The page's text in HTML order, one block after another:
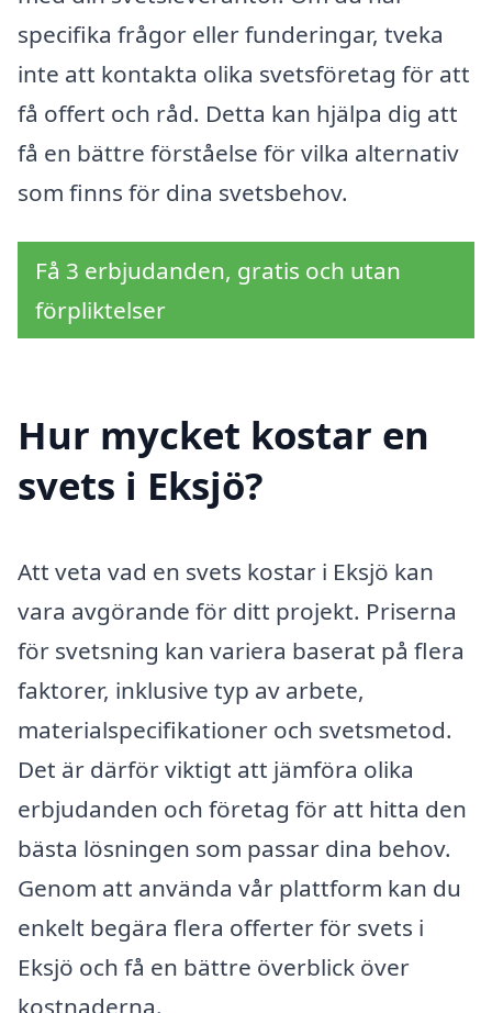
specifika frågor eller funderingar, tveka
inte att kontakta olika svetsföretag för att
få offert och råd. Detta kan hjälpa dig att
få en bättre förståelse för vilka alternativ
som finns för dina svetsbehov.
Få 3 erbjudanden, gratis och utan
förpliktelser
Hur mycket kostar en
svets i Eksjö?
Att veta vad en svets kostar i Eksjö kan
vara avgörande för ditt projekt. Priserna
för svetsning kan variera baserat på flera
faktorer, inklusive typ av arbete,
materialspecifikationer och svetsmetod.
Det är därför viktigt att jämföra olika
erbjudanden och företag för att hitta den
bästa lösningen som passar dina behov.
Genom att använda vår plattform kan du
enkelt begära flera offerter för svets i
Eksjö och få en bättre överblick över
kostnaderna.